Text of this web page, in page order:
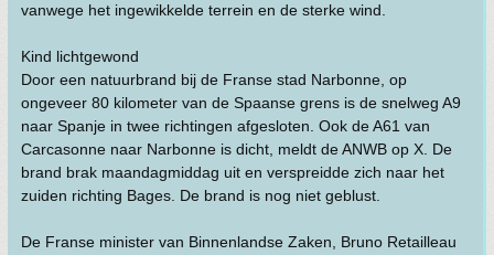
vanwege het ingewikkelde terrein en de sterke wind.
Kind lichtgewond
Door een natuurbrand bij de Franse stad Narbonne, op
ongeveer 80 kilometer van de Spaanse grens is de snelweg A9
naar Spanje in twee richtingen afgesloten. Ook de A61 van
Carcasonne naar Narbonne is dicht, meldt de ANWB op X. De
brand brak maandagmiddag uit en verspreidde zich naar het
zuiden richting Bages. De brand is nog niet geblust.
De Franse minister van Binnenlandse Zaken, Bruno Retailleau